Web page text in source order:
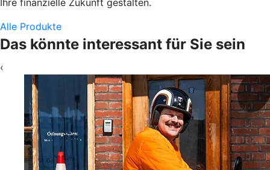
Alle Produkte
Das könnte interessant für Sie sein
‹